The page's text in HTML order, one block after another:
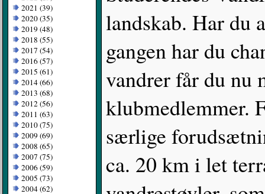
2021 (39)
2020 (35)
2019 (48)
2018 (55)
2017 (54)
2016 (57)
2015 (61)
2014 (66)
2013 (68)
2012 (56)
2011 (63)
2010 (75)
2009 (69)
2008 (65)
2007 (75)
2006 (59)
2005 (73)
2004 (62)
landskab. Har du
gangen har du
vandrer får du nu
klubmedlemmer.
særlige
ca. 20 km i let